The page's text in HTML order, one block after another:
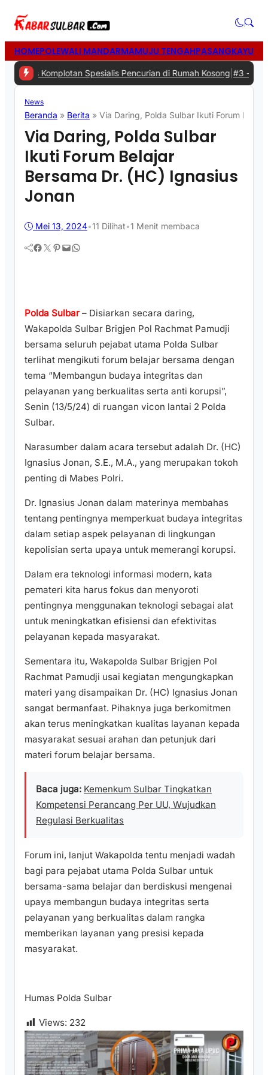
HOMEPOLEWALI MANDARMAMUJU TENGAHPASANGKAYU
Spesialis Pencurian di Rumah Kosong|#3 -Aksi Gotong
News
Beranda » Berita » Via Daring, Polda Sulbar Ikuti Forum
Via Daring, Polda Sulbar
Ikuti Forum Belajar
Bersama Dr. (HC) Ignasius
Jonan
Mei 13, 2024•11 Dilihat•1 Menit membaca
Facebook Twitter Pinterest Mail WhatsApp
Polda Sulbar – Disiarkan secara daring,
Wakapolda Sulbar Brigjen Pol Rachmat Pamudji
bersama seluruh pejabat utama Polda Sulbar
terlihat mengikuti forum belajar bersama dengan
tema “Membangun budaya integritas dan
pelayanan yang berkualitas serta anti korupsi”,
Senin (13/5/24) di ruangan vicon lantai 2 Polda
Sulbar.
Narasumber dalam acara tersebut adalah Dr. (HC)
Ignasius Jonan, S.E., M.A., yang merupakan tokoh
penting di Mabes Polri.
Dr. Ignasius Jonan dalam materinya membahas
tentang pentingnya memperkuat budaya integritas
dalam setiap aspek pelayanan di lingkungan
kepolisian serta upaya untuk memerangi korupsi.
Dalam era teknologi informasi modern, kata
pemateri kita harus fokus dan menyoroti
pentingnya menggunakan teknologi sebagai alat
untuk meningkatkan efisiensi dan efektivitas
pelayanan kepada masyarakat.
Sementara itu, Wakapolda Sulbar Brigjen Pol
Rachmat Pamudji usai kegiatan mengungkapkan
materi yang disampaikan Dr. (HC) Ignasius Jonan
sangat bermanfaat. Pihaknya juga berkomitmen
akan terus meningkatkan kualitas layanan kepada
masyarakat sesuai arahan dan petunjuk dari
materi forum belajar bersama.
Baca juga: Kemenkum Sulbar Tingkatkan
Kompetensi Perancang Per UU, Wujudkan
Regulasi Berkualitas
Forum ini, lanjut Wakapolda tentu menjadi wadah
bagi para pejabat utama Polda Sulbar untuk
bersama-sama belajar dan berdiskusi mengenai
upaya membangun budaya integritas serta
pelayanan yang berkualitas dalam rangka
memberikan layanan yang presisi kepada
masyarakat.
Humas Polda Sulbar
Views: 232